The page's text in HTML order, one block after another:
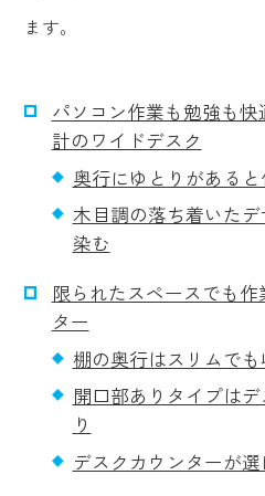
ます。
パソコン作業も勉強も
計のワイドデスク
奥行にゆとりがある
木目調の落ち着いた
染む
限られたスペースでも
ター
棚の奥行はスリムで
開口部ありタイプは
り
デスクカウンターが